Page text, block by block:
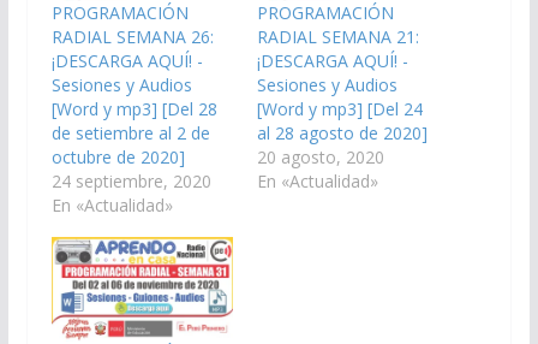
PROGRAMACIÓN
RADIAL SEMANA 26:
¡DESCARGA AQUÍ! -
Sesiones y Audios
[Word y mp3] [Del 28
de setiembre al 2 de
octubre de 2020]
24 septiembre, 2020
En «Actualidad»
PROGRAMACIÓN
RADIAL SEMANA 21:
¡DESCARGA AQUÍ! -
Sesiones y Audios
[Word y mp3] [Del 24
al 28 agosto de 2020]
20 agosto, 2020
En «Actualidad»